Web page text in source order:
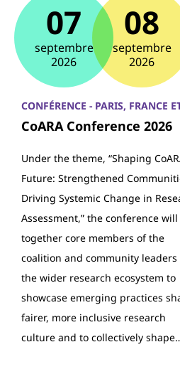
07
septembre
2026
08
septembre
2026
CONFÉRENCE - PARIS, FRANCE
CoARA Conference 2026
Under the theme, “Shaping
Future: Strengthened
Driving Systemic Change in
Assessment,” the conference
together core members of the
coalition and community leaders
the wider research ecosystem to
showcase emerging practices
fairer, more inclusive research
culture and to collectively